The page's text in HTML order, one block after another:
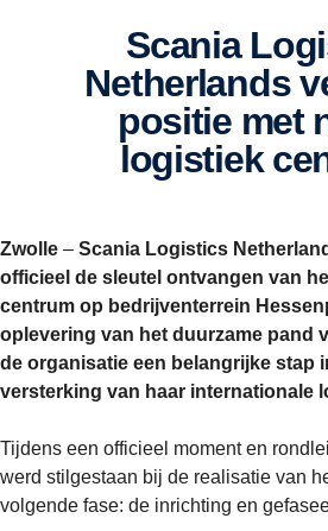
Scania Logistics
Netherlands
positie met
logistiek
Zwolle – Scania Logistics
officieel de sleutel ontvangen van
centrum op bedrijventerrein
oplevering van het duurzame pand
de organisatie een belangrijke stap
versterking van haar internationale
Tijdens een officieel moment en
werd stilgestaan bij de realisatie van
volgende fase: de inrichting en